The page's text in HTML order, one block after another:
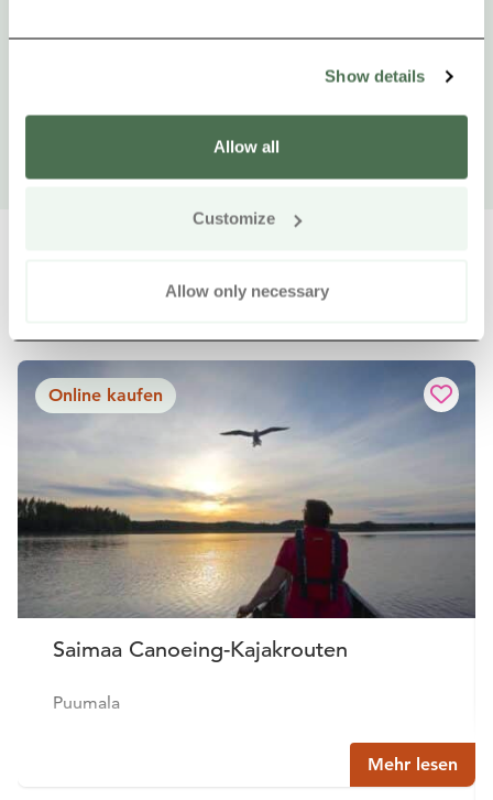
Show details
Allow all
Customize
Allow only necessary
Online kaufen
Saimaa Canoeing-Kajakrouten
Puumala
Mehr lesen
Siirry